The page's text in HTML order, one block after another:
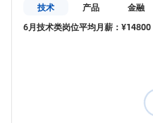
技术
产品 金融
6月技术类岗位平均月薪：¥14800